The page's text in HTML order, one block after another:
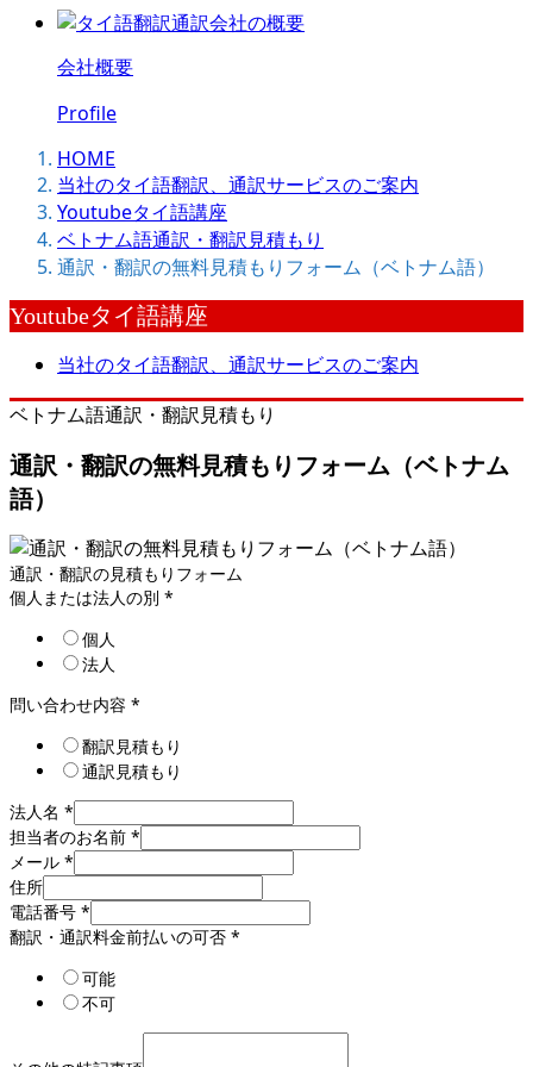
会社概要
Profile
HOME
当社のタイ語翻訳、通訳サービスのご案内
Youtubeタイ語講座
ベトナム語通訳・翻訳見積もり
通訳・翻訳の無料見積もりフォーム（ベトナム語）
Youtubeタイ語講座
当社のタイ語翻訳、通訳サービスのご案内
ベトナム語通訳・翻訳見積もり
通訳・翻訳の無料見積もりフォーム（ベトナム
語）
通訳・翻訳の見積もりフォーム
個人または法人の別 *
個人
法人
問い合わせ内容 *
翻訳見積もり
通訳見積もり
法人名 *
担当者のお名前 *
メール *
住所
電話番号 *
翻訳・通訳料金前払いの可否 *
可能
不可